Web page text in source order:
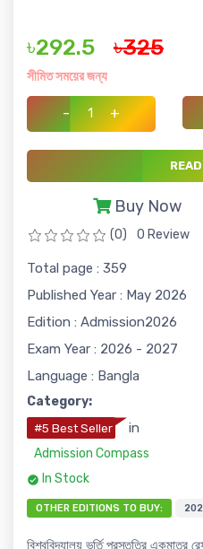
৳292.5 ৳325
সীমিত সময়ের জন্য
- +
Buy Now
(0) 0 Review
Total page : 359
Published Year : May 2026
Edition : Admission2026
Exam Year : 2026 - 2027
Language : Bangla
Category:
#5 Best Seller in
Admission Compass
In Stock
OTHER EDITIONS TO BUY: